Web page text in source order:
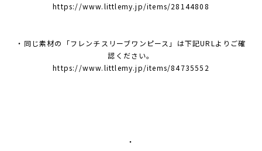
https://www.littlemy.jp/items/28144808
・同じ素材の「フレンチスリーブワンピース」は下記URLよりご確
認ください。
https://www.littlemy.jp/items/84735552
・